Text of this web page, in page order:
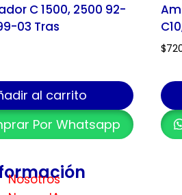
C 1500, 2500 92-
03 Tras
al carrito
Por Whatsapp
$
Nosotros